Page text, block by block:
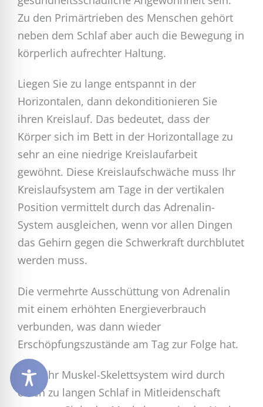
Zu den Primärtrieben des Menschen gehört
neben dem Schlaf aber auch die Bewegung in
körperlich aufrechter Haltung.
Liegen Sie zu lange entspannt in der
Horizontalen, dann dekonditionieren Sie
ihren Kreislauf. Das bedeutet, dass der
Körper sich im Bett in der Horizontallage zu
sehr an eine niedrige Kreislaufarbeit
gewöhnt. Diese Kreislaufschwäche muss Ihr
Kreislaufsystem am Tage in der vertikalen
Position vermittelt durch das Adrenalin-
System ausgleichen, wenn vor allen Dingen
das Gehirn gegen die Schwerkraft durchblutet
werden muss.
Die vermehrte Ausschüttung von Adrenalin
mit einem erhöhten Energieverbrauch
verbunden, was dann wieder
Erschöpfungszustände am Tag zur Folge hat.
Auch Ihr Muskel-Skelettsystem wird durch
einen zu langen Schlaf in Mitleidenschaft